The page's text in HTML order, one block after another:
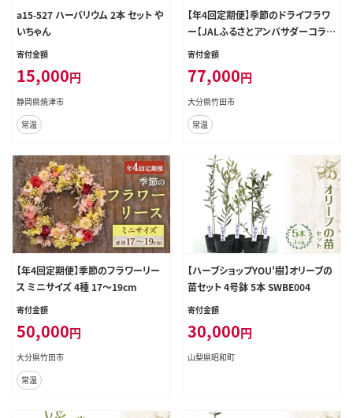
a15-527 ハーバリウム 2本 セット や
いちゃん
寄付金額
15,000円
静岡県焼津市
常温
【年4回定期便】季節のドライフラワ
ー【JALふるさとアンバサダーコラボ
商品】
寄付金額
77,000円
大分県竹田市
常温
【年4回定期便】季節のフラワーリー
ス ミニサイズ 4種 17～19cm
寄付金額
50,000円
大分県竹田市
常温
【ハーブショップYOU'樹】オリーブの
苗セット 4号鉢 5本 SWBE004
寄付金額
30,000円
山梨県昭和町